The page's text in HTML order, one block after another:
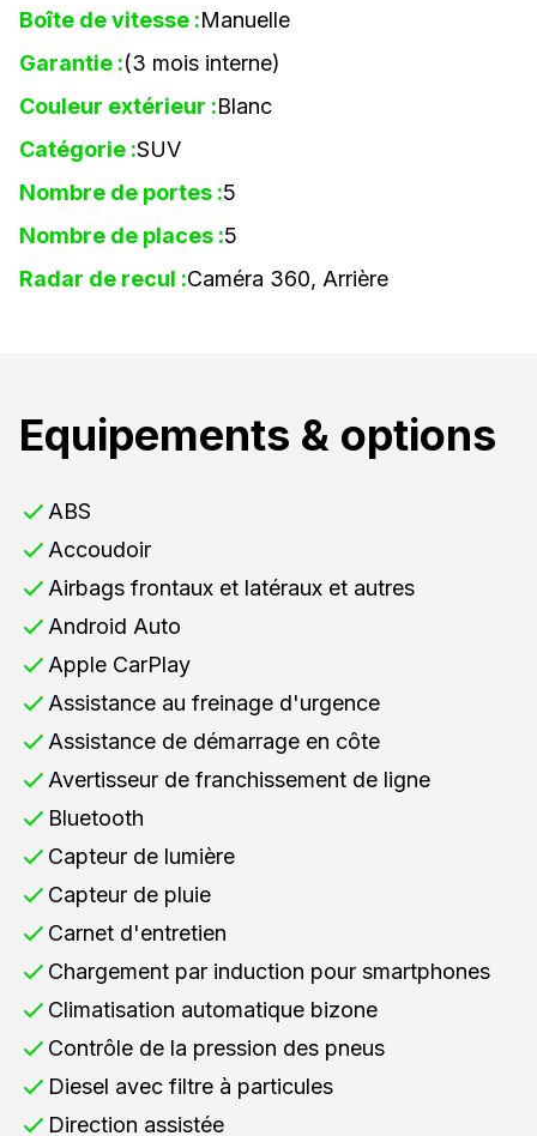
Boîte de vitesse :Manuelle
Garantie :(3 mois interne)
Couleur extérieur :Blanc
Catégorie :SUV
Nombre de portes :5
Nombre de places :5
Radar de recul :Caméra 360, Arrière
Equipements & options
ABS
Accoudoir
Airbags frontaux et latéraux et autres
Android Auto
Apple CarPlay
Assistance au freinage d'urgence
Assistance de démarrage en côte
Avertisseur de franchissement de ligne
Bluetooth
Capteur de lumière
Capteur de pluie
Carnet d'entretien
Chargement par induction pour smartphones
Climatisation automatique bizone
Contrôle de la pression des pneus
Diesel avec filtre à particules
Direction assistée